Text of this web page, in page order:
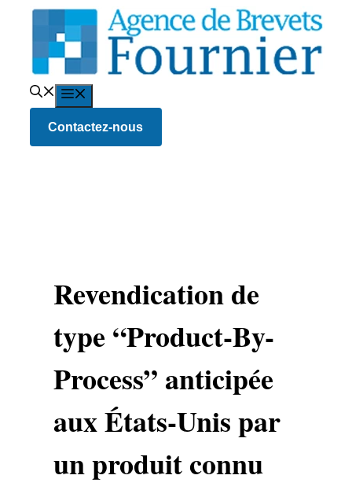
Contactez-nous
Revendication de
type “Product-By-
Process” anticipée
aux États-Unis par
un produit connu